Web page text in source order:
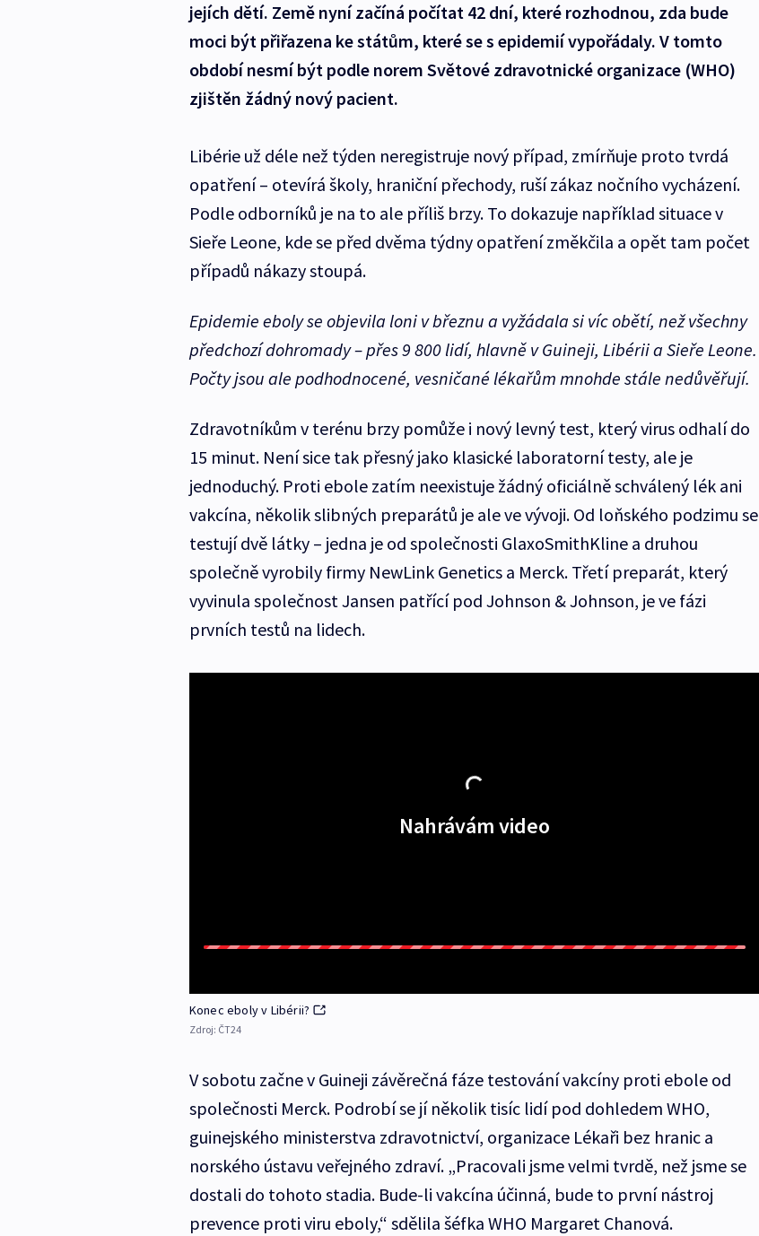
jejích dětí. Země nyní začíná počítat 42 dní, které rozhodnou, zda bude
moci být přiřazena ke státům, které se s epidemií vypořádaly. V tomto
období nesmí být podle norem Světové zdravotnické organizace (WHO)
zjištěn žádný nový pacient.
Libérie už déle než týden neregistruje nový případ, zmírňuje proto tvrdá
opatření – otevírá školy, hraniční přechody, ruší zákaz nočního vycházení.
Podle odborníků je na to ale příliš brzy. To dokazuje například situace v
Sieře Leone, kde se před dvěma týdny opatření změkčila a opět tam počet
případů nákazy stoupá.
Epidemie eboly se objevila loni v březnu a vyžádala si víc obětí, než všechny
předchozí dohromady – přes 9 800 lidí, hlavně v Guineji, Libérii a Sieře Leone.
Počty jsou ale podhodnocené, vesničané lékařům mnohde stále nedůvěřují.
Zdravotníkům v terénu brzy pomůže i nový levný test, který virus odhalí do
15 minut. Není sice tak přesný jako klasické laboratorní testy, ale je
jednoduchý. Proti ebole zatím neexistuje žádný oficiálně schválený lék ani
vakcína, několik slibných preparátů je ale ve vývoji. Od loňského podzimu se
testují dvě látky – jedna je od společnosti GlaxoSmithKline a druhou
společně vyrobily firmy NewLink Genetics a Merck. Třetí preparát, který
vyvinula společnost Jansen patřící pod Johnson & Johnson, je ve fázi
prvních testů na lidech.
Nahrávám video
Konec eboly v Libérii?
Zdroj: ČT24
V sobotu začne v Guineji závěrečná fáze testování vakcíny proti ebole od
společnosti Merck. Podrobí se jí několik tisíc lidí pod dohledem WHO,
guinejského ministerstva zdravotnictví, organizace Lékaři bez hranic a
norského ústavu veřejného zdraví. „Pracovali jsme velmi tvrdě, než jsme se
dostali do tohoto stadia. Bude-li vakcína účinná, bude to první nástroj
prevence proti viru eboly,“ sdělila šéfka WHO Margaret Chanová.